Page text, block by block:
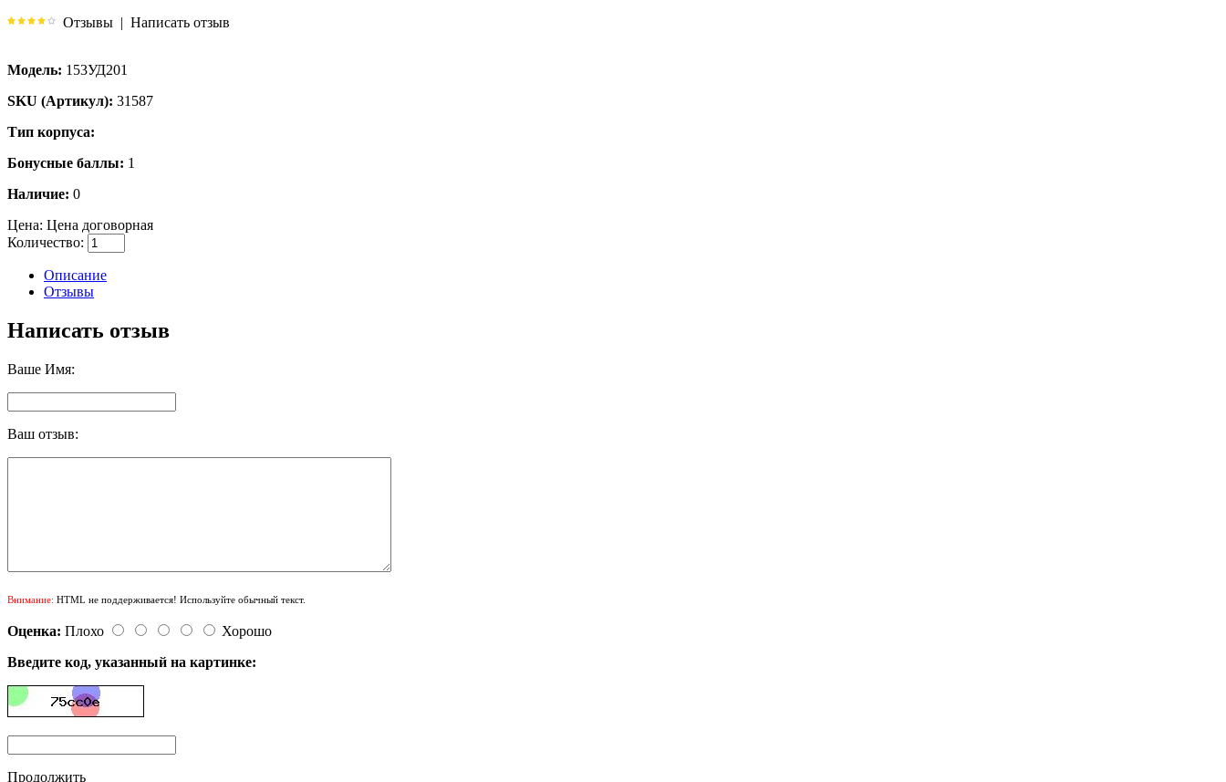
Отзывы | Написать отзыв
Модель: 153УД201
SKU (Артикул): 31587
Тип корпуса:
Бонусные баллы: 1
Наличие: 0
Цена: Цена договорная
Количество:
Описание
Отзывы
Написать отзыв
Ваше Имя:
Ваш отзыв:
Внимание: HTML не поддерживается! Используйте обычный текст.
Оценка: Плохо
Хорошо
Введите код, указанный на картинке:
Продолжить